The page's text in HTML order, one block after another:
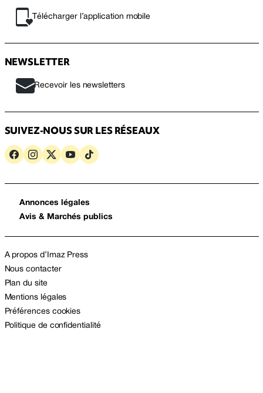
Télécharger l’application mobile
NEWSLETTER
Recevoir les newsletters
SUIVEZ-NOUS SUR LES RÉSEAUX
Annonces légales
Avis & Marchés publics
A propos d’Imaz Press
Nous contacter
Plan du site
Mentions légales
Préférences cookies
Politique de confidentialité